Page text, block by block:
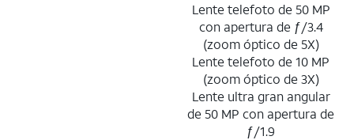
Lente telefoto de 50 MP
con apertura de ƒ/3.4
(zoom óptico de 5X)
Lente telefoto de 10 MP
(zoom óptico de 3X)
Lente ultra gran angular
de 50 MP con apertura de
ƒ/1.9